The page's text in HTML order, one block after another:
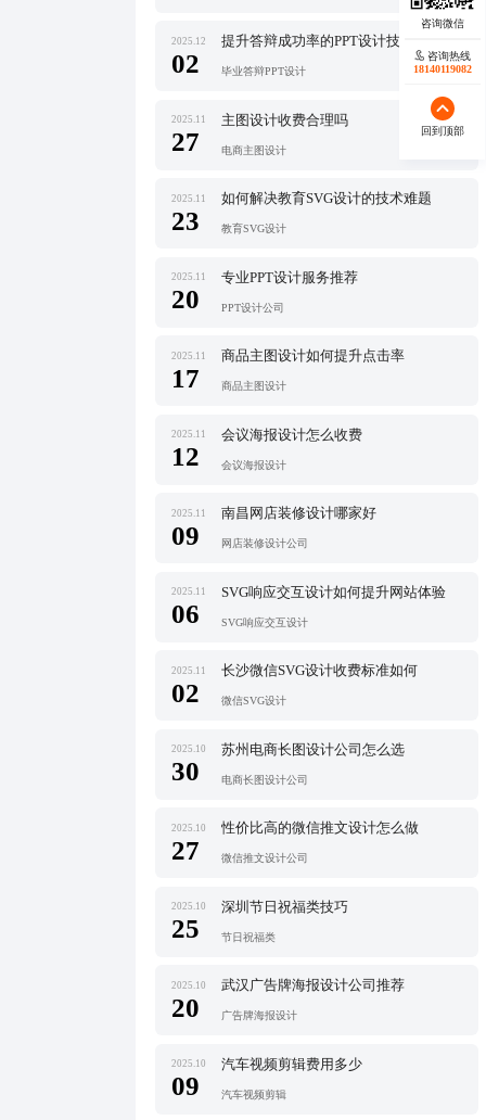
2025.12
02
提升答辩成功率的PPT设计技巧
毕业答辩PPT设计
2025.11
27
主图设计收费合理吗
电商主图设计
2025.11
23
如何解决教育SVG设计的技术难题
教育SVG设计
2025.11
20
专业PPT设计服务推荐
PPT设计公司
2025.11
17
商品主图设计如何提升点击率
商品主图设计
2025.11
12
会议海报设计怎么收费
会议海报设计
2025.11
09
南昌网店装修设计哪家好
网店装修设计公司
2025.11
06
SVG响应交互设计如何提升网站体验
SVG响应交互设计
2025.11
02
长沙微信SVG设计收费标准如何
微信SVG设计
2025.10
30
苏州电商长图设计公司怎么选
电商长图设计公司
2025.10
27
性价比高的微信推文设计怎么做
微信推文设计公司
2025.10
25
深圳节日祝福类技巧
节日祝福类
2025.10
20
武汉广告牌海报设计公司推荐
广告牌海报设计
2025.10
09
汽车视频剪辑费用多少
汽车视频剪辑
咨询热线
18140119082
回到顶部